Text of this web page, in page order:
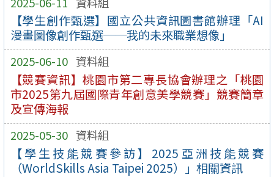
【學生創作甄選】國立公共資訊圖書館辦理「AI
漫畫圖像創作甄選──我的未來職業想像」
2025-06-10 資料組
【競賽資訊】桃園市第二專長協會辦理之「桃園
市2025第九屆國際青年創意美學競賽」競賽簡章
及宣傳海報
2025-05-30 資料組
【學生技能競賽參訪】2025亞洲技能競賽
（WorldSkills Asia Taipei 2025）」相關資訊